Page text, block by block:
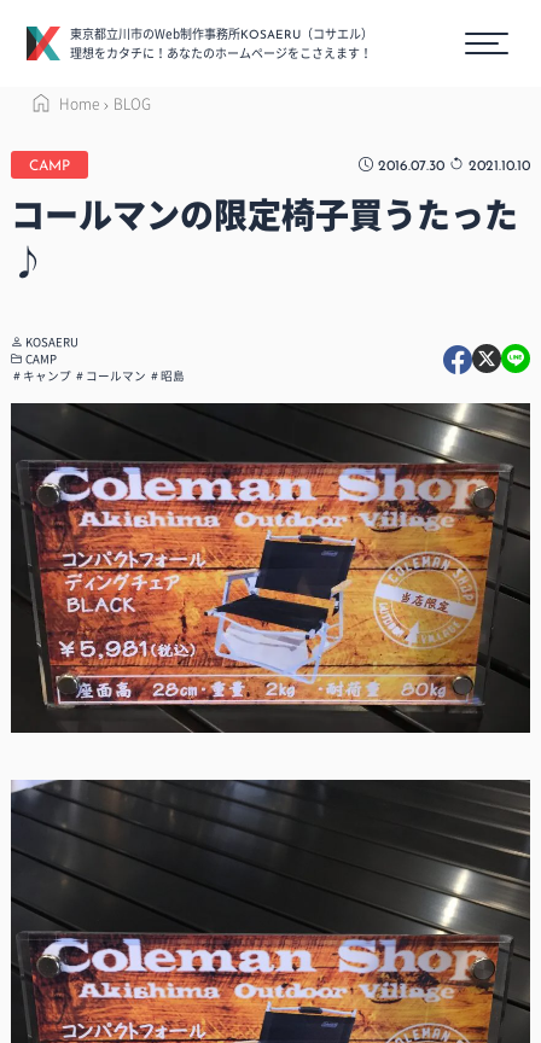
東京都立川市のWeb制作事務所KOSAERU
（コサエル）
理想をカタチに！あなたのホームページをこさえます！
Home BLOG
CAMP 2016.07.30 2021.10.10
コールマンの限定椅子買うたった
♪
KOSAERU
CAMP
キャンプ
コールマン 昭島